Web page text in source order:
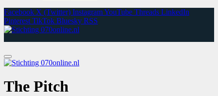
Facebook X (Twitter) InstagramYouTube Threads LinkedIn
Pinterest TikTok Bluesky RSS
The Pitch